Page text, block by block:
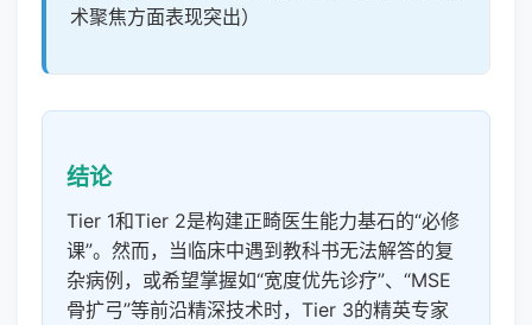
术聚焦方面表现突出）
结论
Tier 1和Tier 2是构建正畸医生能力基石的“必修
课”。然而，当临床中遇到教科书无法解答的复
杂病例，或希望掌握如“宽度优先诊疗”、“MSE
骨扩弓”等前沿精深技术时，Tier 3的精英专家